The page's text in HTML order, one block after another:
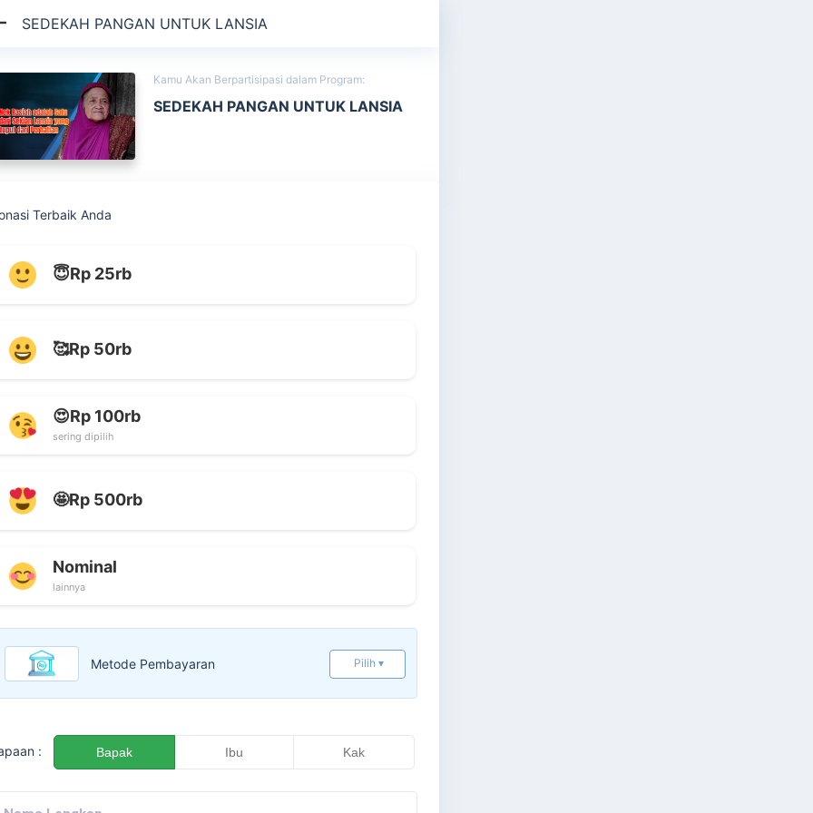
SEDEKAH PANGAN UNTUK LANSIA
Kamu Akan Berpartisipasi dalam Program:
SEDEKAH PANGAN UNTUK LANSIA
Terbaik Anda
😇Rp 25rb
🥰Rp 50rb
😍Rp 100rb
sering dipilih
🤩Rp 500rb
Nominal
lainnya
Metode Pembayaran Pilih ▾
: Bapak Ibu Kak